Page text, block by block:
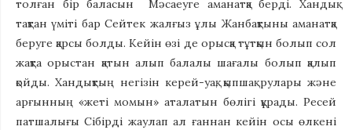
толған бір баласын Мәсаеуге аманатқа берді. Хандық
тақтан үміті бар Сейтек жалғыз ұлы Жанбақтыны аманатқа
беруге қарсы болды. Кейін өзі де орысқа тұтқын болып сол
жақта орыстан қатын алып балалы шағалы болып қалып
қойды. Хандықтың негізін керей-уақ, қыпшақ рулары және
арғынның «жеті момын» аталатын бөлігі құрады. Ресей
патшалығы Сібірді жаулап ал ғаннан кейін осы өлкені